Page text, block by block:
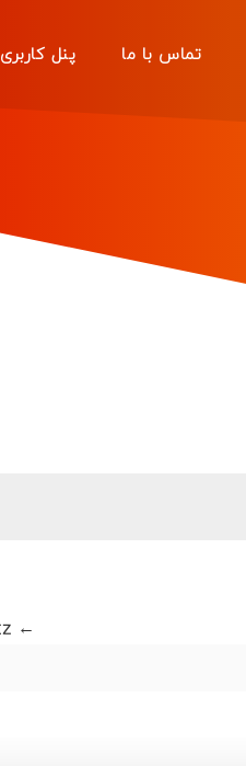
تماس با ما پنل کاربری